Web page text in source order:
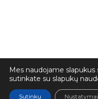
Mes naudojame
sutinkate su slapukų
Sutinku Nustatymai